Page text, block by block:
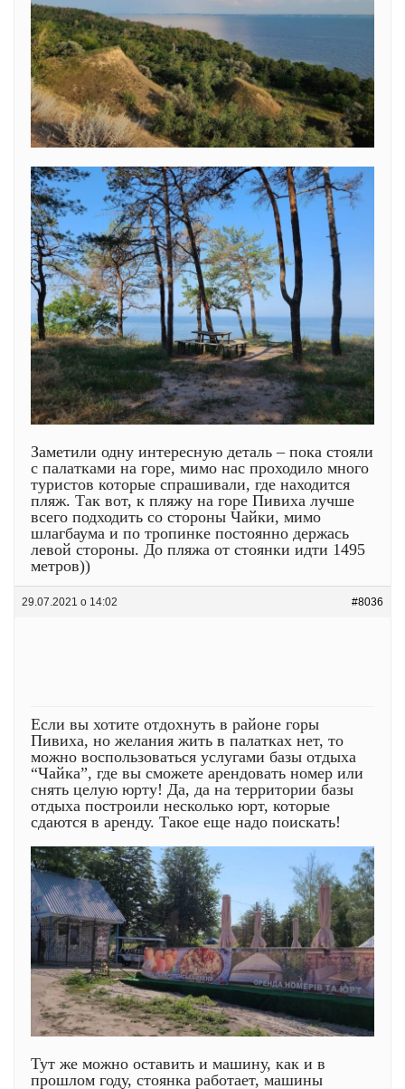
Заметили одну интересную деталь – пока стояли
с палатками на горе, мимо нас проходило много
туристов которые спрашивали, где находится
пляж. Так вот, к пляжу на горе Пивиха лучше
всего подходить со стороны Чайки, мимо
шлагбаума и по тропинке постоянно держась
левой стороны. До пляжа от стоянки идти 1495
метров))
29.07.2021 о 14:02 #8036
Если вы хотите отдохнуть в районе горы
Пивиха, но желания жить в палатках нет, то
можно воспользоваться услугами базы отдыха
“Чайка”, где вы сможете арендовать номер или
снять целую юрту! Да, да на территории базы
отдыха построили несколько юрт, которые
сдаются в аренду. Такое еще надо поискать!
Тут же можно оставить и машину, как и в
прошлом году, стоянка работает, машины